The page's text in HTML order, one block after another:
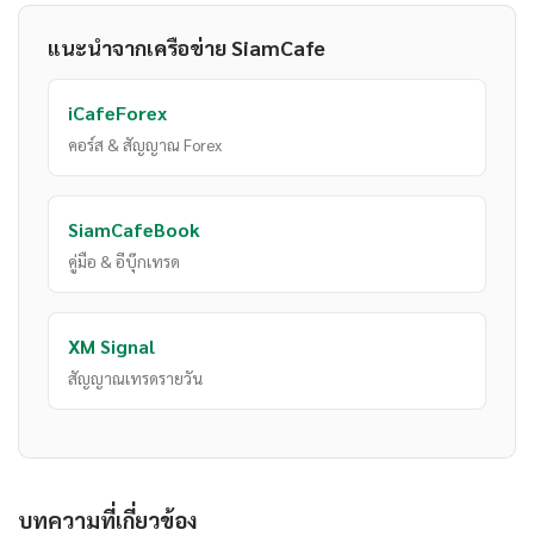
แนะนำจากเครือข่าย SiamCafe
iCafeForex
คอร์ส & สัญญาณ Forex
SiamCafeBook
คู่มือ & อีบุ๊กเทรด
XM Signal
สัญญาณเทรดรายวัน
บทความที่เกี่ยวข้อง